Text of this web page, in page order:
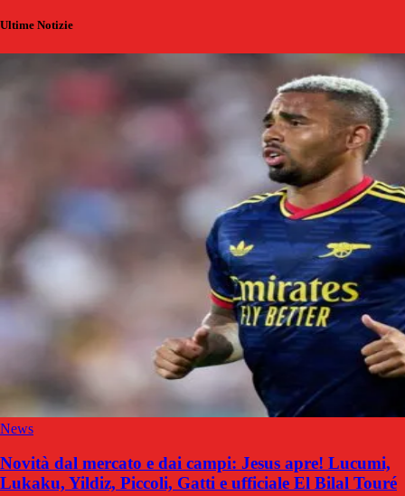
Ultime Notizie
News
Novità dal mercato e dai campi: Jesus apre! Lucumi,
Lukaku, Yildiz, Piccoli, Gatti e ufficiale El Bilal Touré